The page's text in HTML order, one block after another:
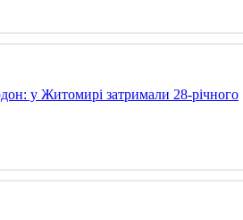
у Житомирі затримали 28-річного